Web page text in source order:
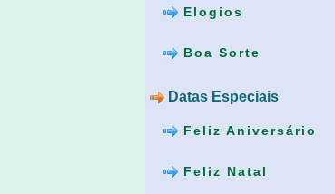
Elogios
Boa Sorte
Datas Especiais
Feliz Aniversário
Feliz Natal